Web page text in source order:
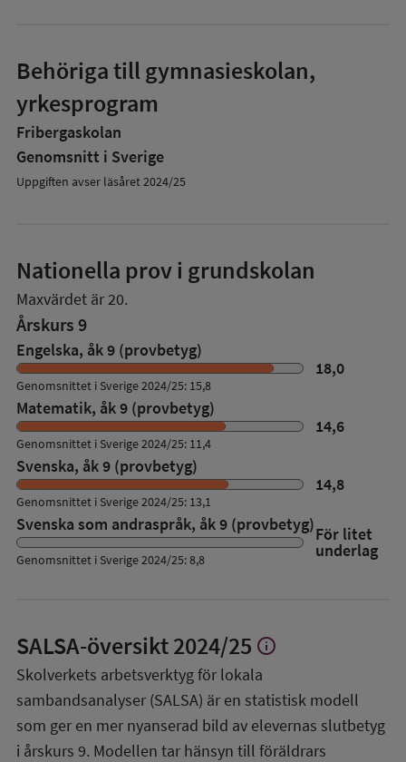
Behöriga till gymnasieskolan,
yrkesprogram
Fribergaskolan
Genomsnitt i Sverige
Uppgiften avser läsåret 2024/25
Nationella prov i grundskolan
Maxvärdet är 20.
Årskurs 9
Engelska, åk 9 (provbetyg)
18,0
Genomsnittet i Sverige 2024/25: 15,8
Matematik, åk 9 (provbetyg)
14,6
Genomsnittet i Sverige 2024/25: 11,4
Svenska, åk 9 (provbetyg)
14,8
Genomsnittet i Sverige 2024/25: 13,1
Svenska som andraspråk, åk 9 (provbetyg)För litet
underlag
Genomsnittet i Sverige 2024/25: 8,8
SALSA-översikt2024/25 Visa
om
SALSA-
översikt
info
Skolverkets arbetsverktyg för lokala
sambandsanalyser (SALSA) är en statistisk modell
som ger en mer nyanserad bild av elevernas slutbetyg
i årskurs 9. Modellen tar hänsyn till föräldrars